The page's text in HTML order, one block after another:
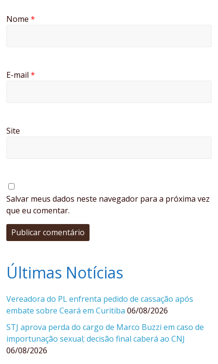
Nome*
E-mail*
Site
Salvar meus dados neste navegador para a próxima vez
que eu comentar.
Últimas Notícias
Vereadora do PL enfrenta pedido de cassação após
embate sobre Ceará em Curitiba 06/08/2026
STJ aprova perda do cargo de Marco Buzzi em caso de
importunação sexual; decisão final caberá ao CNJ
06/08/2026